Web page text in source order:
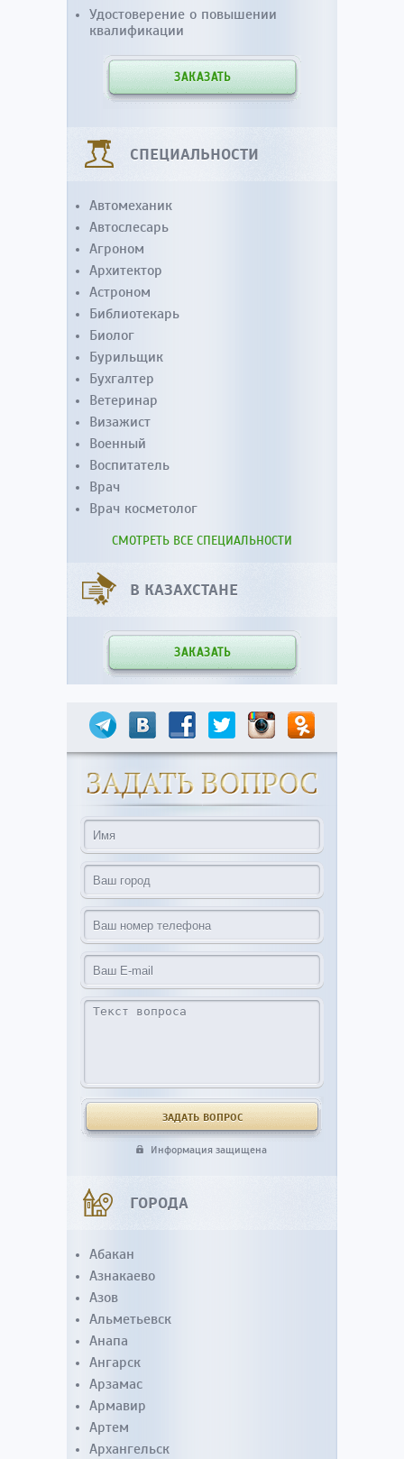
Удостоверение о повышении
квалификации
ЗАКАЗАТЬ
СПЕЦИАЛЬНОСТИ
Автомеханик
Автослесарь
Агроном
Архитектор
Астроном
Библиотекарь
Биолог
Бурильщик
Бухгалтер
Ветеринар
Визажист
Военный
Воспитатель
Врач
Врач косметолог
СМОТРЕТЬ ВСЕ СПЕЦИАЛЬНОСТИ
В КАЗАХСТАНЕ
ЗАКАЗАТЬ
Информация защищена
ГОРОДА
Абакан
Азнакаево
Азов
Альметьевск
Анапа
Ангарск
Арзамас
Армавир
Артем
Архангельск